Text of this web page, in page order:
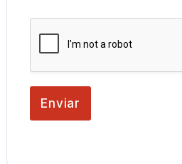
Enviar